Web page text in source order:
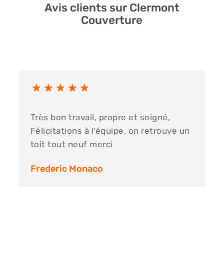
Avis clients sur Clermont
Couverture
Très bon travail, propre et soigné,
Félicitations à l'équipe, on retrouve un
toit tout neuf merci
Frederic Monaco